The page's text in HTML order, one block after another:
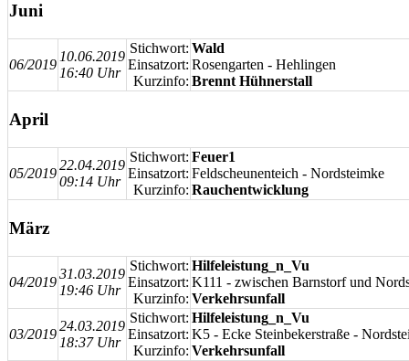
Juni
06/2019
10.06.2019
16:40 Uhr
Stichwort:
Einsatzort:
Kurzinfo:
Wald
Rosengarten - Hehlingen
Brennt Hühnerstall
April
05/2019
22.04.2019
09:14 Uhr
Stichwort:
Einsatzort:
Kurzinfo:
Feuer1
Feldscheunenteich - Nordsteimke
Rauchentwicklung
März
04/2019
31.03.2019
19:46 Uhr
Stichwort:
Einsatzort:
Kurzinfo:
Hilfeleistung_n_Vu
K111 - zwischen Barnstorf und
Verkehrsunfall
03/2019
24.03.2019
18:37 Uhr
Stichwort:
Einsatzort:
Kurzinfo:
Hilfeleistung_n_Vu
K5 - Ecke Steinbekerstraße -
Verkehrsunfall